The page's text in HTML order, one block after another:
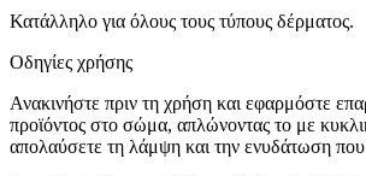
Κατάλληλο για όλους τους τύπους δέρματος.
Οδηγίες χρήσης
Ανακινήστε πριν τη χρήση και εφαρμόστε
προϊόντος στο σώμα, απλώνοντας το με
απολαύσετε τη λάμψη και την ενυδάτωση που